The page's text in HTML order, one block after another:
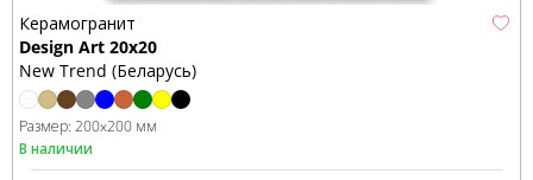
Керамогранит
Design Art 20x20
New Trend (Беларусь)
Размер: 200x200 мм
В наличии